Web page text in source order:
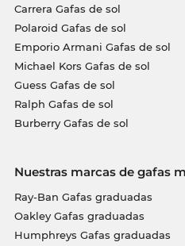
Carrera Gafas de sol
Polaroid Gafas de sol
Emporio Armani Gafas de sol
Michael Kors Gafas de sol
Guess Gafas de sol
Ralph Gafas de sol
Burberry Gafas de sol
Nuestras marcas de gafas
Ray-Ban Gafas graduadas
Oakley Gafas graduadas
Humphreys Gafas graduadas